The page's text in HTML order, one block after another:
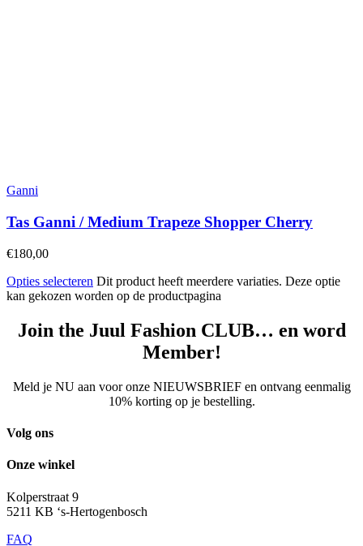
Ganni
Tas Ganni / Medium Trapeze Shopper Cherry
€180,00
Opties selecteren Dit product heeft meerdere variaties. Deze optie
kan gekozen worden op de productpagina
Join the Juul Fashion CLUB… en word
Member!
Meld je NU aan voor onze NIEUWSBRIEF en ontvang eenmalig
10% korting op je bestelling.
Volg ons
Onze winkel
Kolperstraat 9
5211 KB ‘s-Hertogenbosch
FAQ